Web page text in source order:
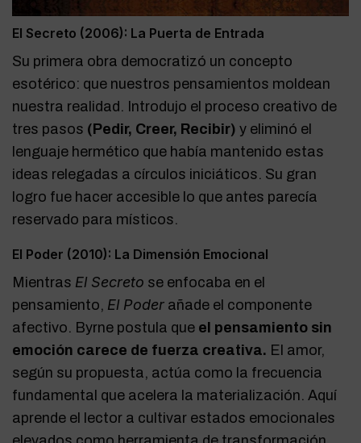
El Secreto (2006): La Puerta de Entrada
Su primera obra democratizó un concepto
esotérico: que nuestros pensamientos moldean
nuestra realidad. Introdujo el proceso creativo de
tres pasos (Pedir, Creer, Recibir) y eliminó el
lenguaje hermético que había mantenido estas
ideas relegadas a círculos iniciáticos. Su gran
logro fue hacer accesible lo que antes parecía
reservado para místicos.
El Poder (2010): La Dimensión Emocional
Mientras El Secreto se enfocaba en el
pensamiento, El Poder añade el componente
afectivo. Byrne postula que el pensamiento sin
emoción carece de fuerza creativa. El amor,
según su propuesta, actúa como la frecuencia
fundamental que acelera la materialización. Aquí
aprende el lector a cultivar estados emocionales